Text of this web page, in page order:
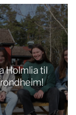
Holmlia til